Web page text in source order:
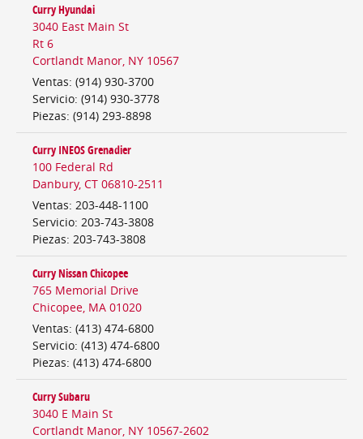
Curry Hyundai
3040 East Main St
Rt 6
Cortlandt Manor NY 10567
Ventas: (914) 930-3700
Servicio: (914) 930-3778
Piezas: (914) 293-8898
Curry INEOS Grenadier
100 Federal Rd
Danbury, CT 06810-2511
Ventas: 203-448-1100
Servicio: 203-743-3808
Piezas: 203-743-3808
Curry Nissan Chicopee
765 Memorial Drive
Chicopee MA 01020
Ventas: (413) 474-6800
Servicio: (413) 474-6800
Piezas: (413) 474-6800
Curry Subaru
3040 E Main St
Cortlandt Manor NY 10567-2602